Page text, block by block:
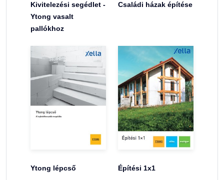
Kivitelezési segédlet -
Ytong vasalt
pallókhoz
Családi házak építése
Ytong lépcső Építési 1x1